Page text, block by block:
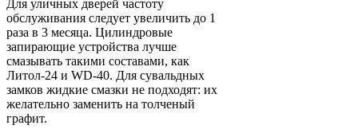
Для уличных дверей частоту
обслуживания следует увеличить до 1
раза в 3 месяца. Цилиндровые
запирающие устройства лучше
смазывать такими составами, как
Литол-24 и WD-40. Для сувальдных
замков жидкие смазки не подходят: их
желательно заменить на толченый
графит.